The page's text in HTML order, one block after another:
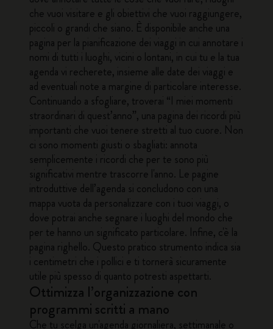
che vuoi visitare e gli obiettivi che vuoi raggiungere,
piccoli o grandi che siano. È disponibile anche una
pagina per la pianificazione dei viaggi in cui annotare i
nomi di tutti i luoghi, vicini o lontani, in cui tu e la tua
agenda vi recherete, insieme alle date dei viaggi e
ad eventuali note a margine di particolare interesse.
Continuando a sfogliare, troverai “I miei momenti
straordinari di quest’anno”, una pagina dei ricordi più
importanti che vuoi tenere stretti al tuo cuore. Non
ci sono momenti giusti o sbagliati: annota
semplicemente i ricordi che per te sono più
significativi mentre trascorre l'anno. Le pagine
introduttive dell’agenda si concludono con una
mappa vuota da personalizzare con i tuoi viaggi, o
dove potrai anche segnare i luoghi del mondo che
per te hanno un significato particolare. Infine, c'è la
pagina righello. Questo pratico strumento indica sia
i centimetri che i pollici e ti tornerà sicuramente
utile più spesso di quanto potresti aspettarti.
Ottimizza l’organizzazione con
programmi scritti a mano
Che tu scelga un'agenda giornaliera, settimanale o